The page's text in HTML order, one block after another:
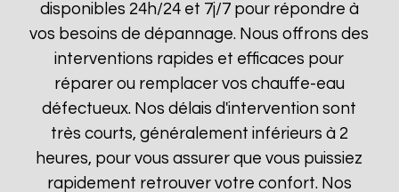
disponibles 24h/24 et 7j/7 pour répondre à
vos besoins de dépannage. Nous offrons des
interventions rapides et efficaces pour
réparer ou remplacer vos chauffe-eau
défectueux. Nos délais d'intervention sont
très courts, généralement inférieurs à 2
heures, pour vous assurer que vous puissiez
rapidement retrouver votre confort. Nos